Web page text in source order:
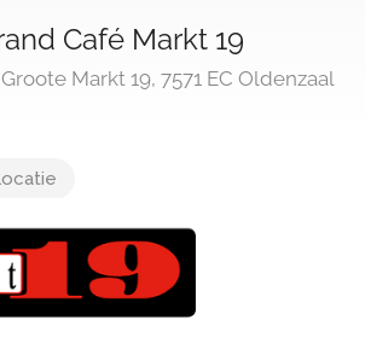
Café Markt 19
Groote Markt 19, 7571 EC Oldenzaal